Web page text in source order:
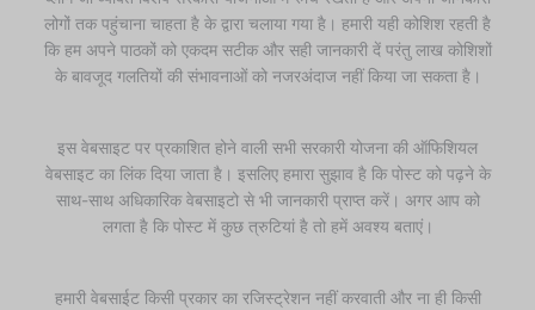
लोगों तक पहुंचाना चाहता है के द्वारा चलाया गया है। हमारी यही कोशिश रहती है
कि हम अपने पाठकों को एकदम सटीक और सही जानकारी दें परंतु लाख कोशिशों
के बावजूद गलतियों की संभावनाओं को नजरअंदाज नहीं किया जा सकता है।
इस वेबसाइट पर प्रकाशित होने वाली सभी सरकारी योजना की ऑफिशियल
वेबसाइट का लिंक दिया जाता है। इसलिए हमारा सुझाव है कि पोस्ट को पढ़ने के
साथ-साथ अधिकारिक वेबसाइटो से भी जानकारी प्राप्त करें। अगर आप को
लगता है कि पोस्ट में कुछ त्रुटियां है तो हमें अवश्य बताएं।
हमारी वेबसाईट किसी प्रकार का रजिस्ट्रेशन नहीं करवाती और ना ही किसी